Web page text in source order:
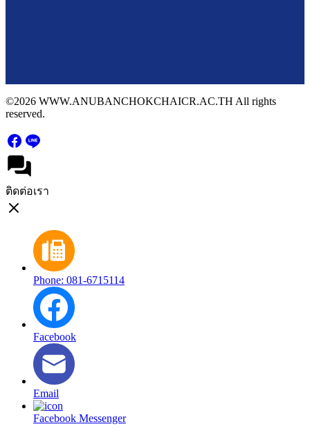
©2026 WWW.ANUBANCHOKCHAICR.AC.TH All rights
reserved.
ติดต่อเรา
Phone: 081-6715114
Facebook
Email
Facebook Messenger